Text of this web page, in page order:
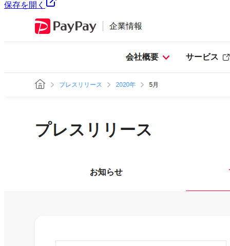
保存を開く